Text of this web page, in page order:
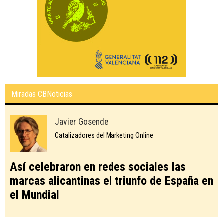
Miradas CBNoticias
Javier Gosende
Catalizadores del Marketing Online
Así celebraron en redes sociales las
marcas alicantinas el triunfo de España en
el Mundial